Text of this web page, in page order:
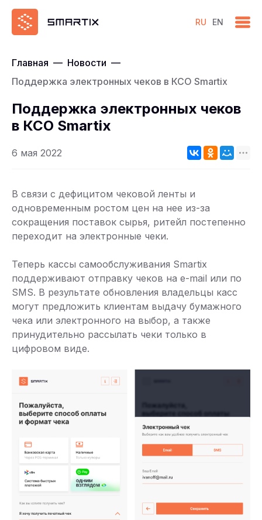
RU EN
Главная — Новости —
Поддержка электронных чеков в КСО Smartix
Поддержка электронных чеков
в КСО Smartix
6 мая 2022
В связи с дефицитом чековой ленты и
одновременным ростом цен на нее из-за
сокращения поставок сырья, ритейл постепенно
переходит на электронные чеки.
Теперь кассы самообслуживания Smartix
поддерживают отправку чеков на e-mail или по
SMS. В результате обновления владельцы касс
могут предложить клиентам выдачу бумажного
чека или электронного на выбор, а также
принудительно рассылать чеки только в
цифровом виде.